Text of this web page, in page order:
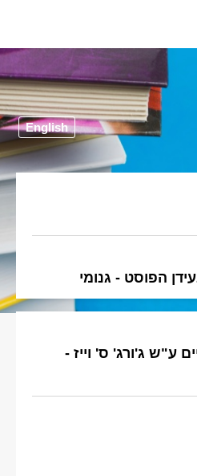
English
הפוסט - גנומי
ע"ש ג'ורג' ס' וייז -